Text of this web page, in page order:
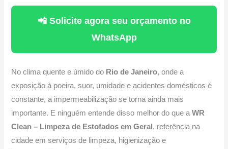
📲 Solicite agora seu orçamento no
WhatsApp
No clima quente e úmido do Rio de Janeiro, onde a
exposição à poeira, suor, umidade e acidentes domésticos é
constante, a impermeabilização se torna ainda mais
importante. E ninguém entende disso melhor do que aWR
Clean – Limpeza de Estofados em Geral , referência na
cidade em serviços de limpeza, higienização e